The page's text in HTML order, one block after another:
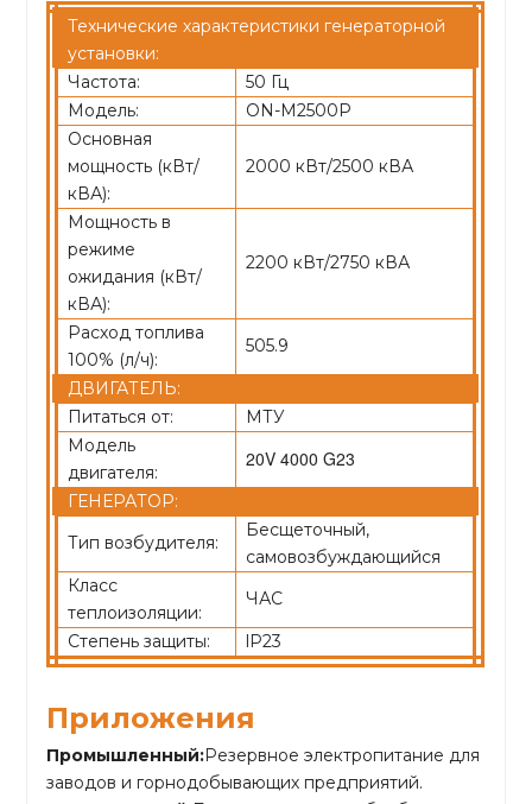
Технические характеристики генераторной
установки:
Частота:
50 Гц
Модель:
ON-M2500P
Основная
мощность (кВт/
кВА):
2000 кВт/2500 кВА
Мощность в
режиме
ожидания (кВт/
кВА):
2200 кВт/2750 кВА
Расход топлива
100% (л/ч):
505.9
ДВИГАТЕЛЬ:
Питаться от:
МТУ
Модель
двигателя:
20V 4000 G23
ГЕНЕРАТОР:
Тип возбудителя:
Бесщеточный,
самовозбуждающийся
Класс
теплоизоляции:
ЧАС
Степень защиты:
lP23
Приложения
Промышленный:Резервное электропитание для
заводов и горнодобывающих предприятий.